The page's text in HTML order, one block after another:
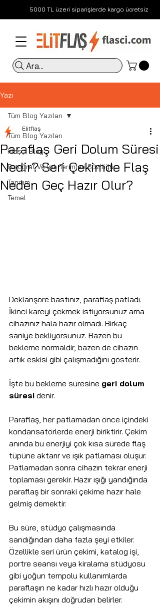
5000 TL üzeri siparişlerde kargo ücretsiz
Ara...
Yazı
Tüm Blog Yazıları
Flaşçı Blog
Fotoğraf Ve Işık Terimleri Sözlüğü
Tanıtım
Temel
Tüm Blog Yazıları
Paraflaş Geri Dolum Süresi
Nedir? Seri Çekimde Flaş
Neden Geç Hazır Olur?
Elitflaş
Deklanşöre bastınız, paraflaş patladı.
İkinci kareyi çekmek istiyorsunuz ama
cihazınız hala hazır olmadı. Birkaç
saniye bekliyorsunuz. Bazen bu
bekleme normaldir, bazen de cihazın
artık eskisi gibi çalışmadığını gösterir.
İşte bu bekleme süresine geri dolum
süresi denir.
Paraflaş, her patlamadan önce içindeki
kondansatörlerde enerji biriktirir. Çekim
anında bu enerjiyi çok kısa sürede flaş
tüpüne aktarır ve ışık patlaması oluşur.
Patlamadan sonra cihazın tekrar enerji
toplaması gerekir. Hazır ışığı yandığında
paraflaş bir sonraki çekime hazır hale
gelmiş demektir.
Bu süre, stüdyo çalışmasında
sandığından daha fazla şeyi etkiler.
Özellikle seri ürün çekimi, katalog işi,
portre seansı veya kiralama stüdyosu
gibi yoğun tempolu kullanımlarda
paraflaşın ne kadar hızlı hazır olduğu
çekimin akışını doğrudan belirler.